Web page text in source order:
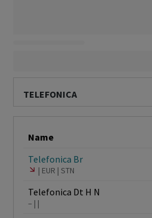
TELEFONICA
Name
Telefonica Br
EUR STN
Telefonica Dt H N
–